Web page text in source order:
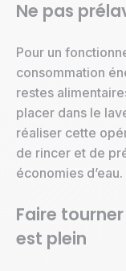
Ne pas
Pour un
consommation
restes
placer dans le
réaliser cette
de rincer et de
économies d’eau.
Faire
est plein